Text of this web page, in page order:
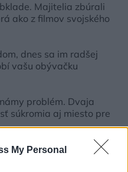
My Personal
Majitelia zbúrali
ako z filmov svojského
dnes sa im radšej
vašu obývačku
problém. Dvaja
súkromia aj miesto pre